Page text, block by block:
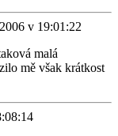
v 19:01:22
malá
mě však krátkost